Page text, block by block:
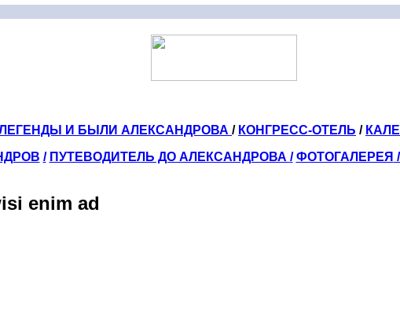
И БЫЛИ АЛЕКСАНДРОВА / КОНГРЕСС-ОТЕЛЬ /
/ ПУТЕВОДИТЕЛЬ ДО АЛЕКСАНДРОВА / ФОТОГАЛЕРЕЯ
enim ad